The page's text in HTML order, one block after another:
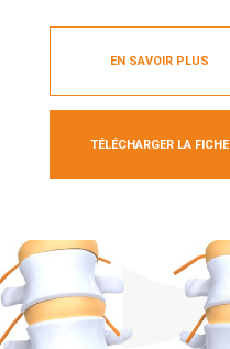
EN SAVOIR PLUS
TÉLÉCHARGER LA FICHE